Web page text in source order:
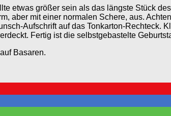
etwas größer sein als das längste Stück
aber mit einer normalen Schere, aus.
Aufschrift auf das Tonkarton-Rechteck.
Fertig ist die selbstgebastelte
Basaren.